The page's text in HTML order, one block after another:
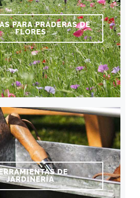
PARA PRADERAS DE
FLORES
DE
JARDINERÍA